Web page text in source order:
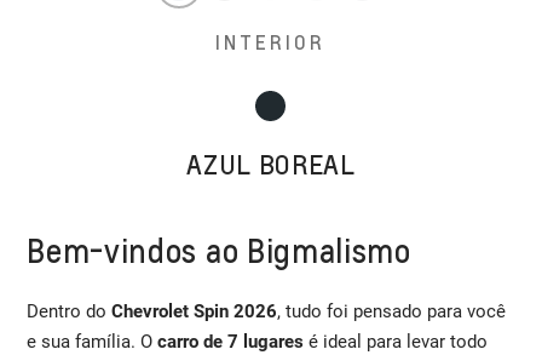
INTERIOR
AZUL BOREAL
Bem-vindos ao Bigmalismo
Dentro doChevrolet Spin 2026, tudo foi pensado para você
e sua família. Ocarro de 7 lugares é ideal para levar todo